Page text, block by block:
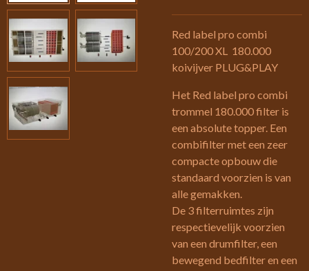
Red label pro combi
100/200 XL 180.000
koivijver PLUG&PLAY
Het Red label pro combi
trommel 180.000 filter is
een absolute topper. Een
combifilter met een zeer
compacte opbouw die
standaard voorzien is van
alle gemakken.
De 3 filterruimtes zijn
respectievelijk voorzien
van een drumfilter, een
bewegend bedfilter en een